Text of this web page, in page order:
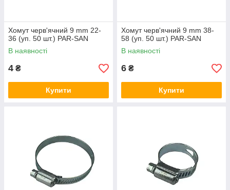
Хомут черв'ячний 9 mm 22-
36 (уп. 50 шт.) PAR-SAN
В наявності
4 ₴
Купити
Хомут черв'ячний 9 mm 38-
58 (уп. 50 шт.) PAR-SAN
В наявності
6 ₴
Купити